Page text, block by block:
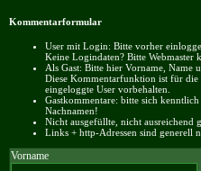
Kommentarformular
User mit Login: Bitte vorher
Keine Logindaten? Bitte Webmaster
Als Gast: Bitte hier Vorname, Name
Diese Kommentarfunktion ist für
eingeloggte User vorbehalten.
Gastkommentare: bitte sich
Nachnamen!
Nicht ausgefüllte, nicht ausreichend
Links + http-Adressen sind generell
Vorname